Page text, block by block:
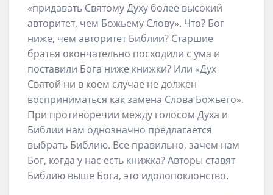
«придавать Святому Духу более высокий
авторитет, чем Божьему Слову». Что? Бог
ниже, чем авторитет Библии? Старшие
братья окончательно посходили с ума и
поставили Бога ниже книжки? Или «Дух
Святой ни в коем случае не должен
восприниматься как замена Слова Божьего».
При противоречии между голосом Духа и
Библии нам однозначно предлагается
выбрать Библию. Все правильно, зачем нам
Бог, когда у нас есть книжка? Авторы ставят
Библию выше Бога, это идолопоклонство.